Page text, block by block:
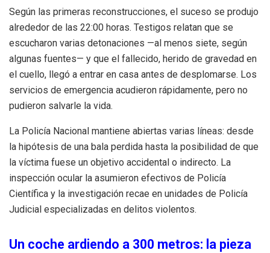
Según las primeras reconstrucciones, el suceso se produjo
alrededor de las 22:00 horas. Testigos relatan que se
escucharon varias detonaciones —al menos siete, según
algunas fuentes— y que el fallecido, herido de gravedad en
el cuello, llegó a entrar en casa antes de desplomarse. Los
servicios de emergencia acudieron rápidamente, pero no
pudieron salvarle la vida.
La Policía Nacional mantiene abiertas varias líneas: desde
la hipótesis de una bala perdida hasta la posibilidad de que
la víctima fuese un objetivo accidental o indirecto. La
inspección ocular la asumieron efectivos de Policía
Científica y la investigación recae en unidades de Policía
Judicial especializadas en delitos violentos.
Un coche ardiendo a 300 metros: la pieza